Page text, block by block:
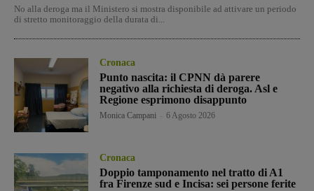
No alla deroga ma il Ministero si mostra disponibile ad attivare un periodo
di stretto monitoraggio della durata di...
Cronaca
Punto nascita: il CPNN dà parere
negativo alla richiesta di deroga. Asl e
Regione esprimono disappunto
Monica Campani 6 Agosto 2026
Cronaca
Doppio tamponamento nel tratto di A1
fra Firenze sud e Incisa: sei persone ferite